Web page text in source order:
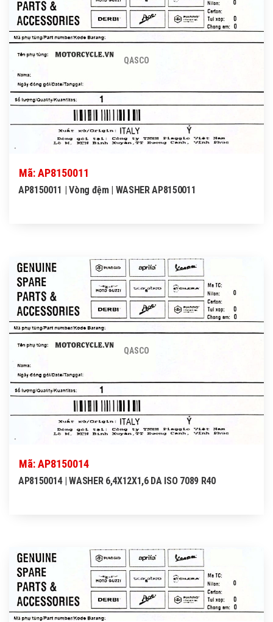
QASCO
Mã: AP8150011
AP8150011 | Vòng đệm | WASHER AP8150011
QASCO
Mã: AP8150014
AP8150014 | WASHER 6,4X12X1,6 DA ISO 7089 R40